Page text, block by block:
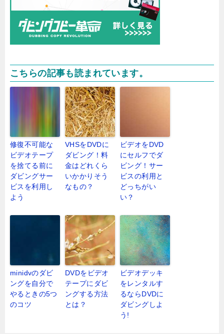
こちらの記事も読まれています。
修復不可能な
ビデオテープ
を捨てる前に
ダビングサー
ビスを利用し
よう
VHSをDVDに
ダビング！料
金はどれくら
いかかりそう
なもの？
ビデオをDVD
にセルフでダ
ビング！サー
ビスの利用と
どっちがい
い？
minidvのダビ
ングを自分で
やるときの5つ
のコツ
DVDをビデオ
テープにダビ
ングする方法
とは？
ビデオデッキ
をレンタルす
るならDVDに
ダビングしよ
う!